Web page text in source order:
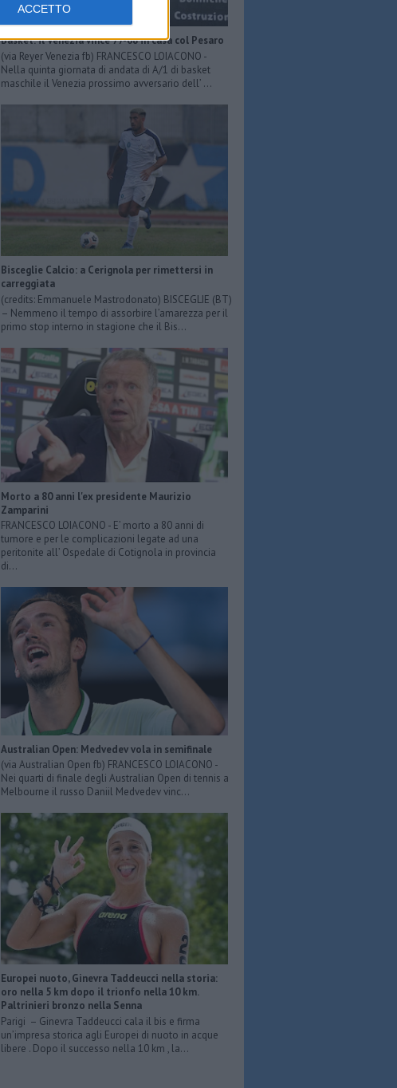
ACCETTO
Basket: il Venezia vince 77-68 in casa col Pesaro
(via Reyer Venezia fb) FRANCESCO LOIACONO -
Nella quinta giornata di andata di A/1 di basket
maschile il Venezia prossimo avversario dell’ ...
Bisceglie Calcio: a Cerignola per rimettersi in
carreggiata
(credits: Emmanuele Mastrodonato) BISCEGLIE (BT)
– Nemmeno il tempo di assorbire l’amarezza per il
primo stop interno in stagione che il Bis...
Morto a 80 anni l'ex presidente Maurizio
Zamparini
FRANCESCO LOIACONO - E’ morto a 80 anni di
tumore e per le complicazioni legate ad una
peritonite all’ Ospedale di Cotignola in provincia
di...
Australian Open: Medvedev vola in semifinale
(via Australian Open fb) FRANCESCO LOIACONO -
Nei quarti di finale degli Australian Open di tennis a
Melbourne il russo Daniil Medvedev vinc...
Europei nuoto, Ginevra Taddeucci nella storia:
oro nella 5 km dopo il trionfo nella 10 km.
Paltrinieri bronzo nella Senna
Parigi – Ginevra Taddeucci cala il bis e firma
un’impresa storica agli Europei di nuoto in acque
libere . Dopo il successo nella 10 km , la...